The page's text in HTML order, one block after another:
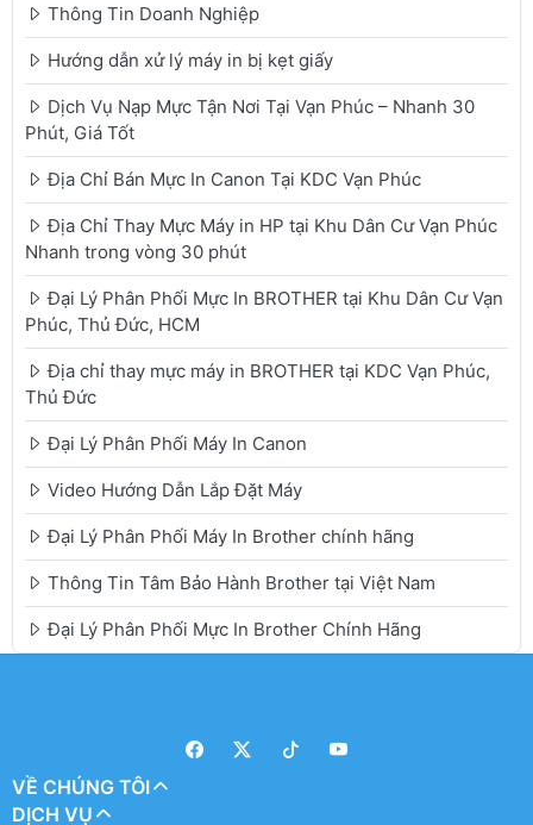
Thông Tin Doanh Nghiệp
Hướng dẫn xử lý máy in bị kẹt giấy
Dịch Vụ Nạp Mực Tận Nơi Tại Vạn Phúc – Nhanh 30
Phút, Giá Tốt
Địa Chỉ Bán Mực In Canon Tại KDC Vạn Phúc
Địa Chỉ Thay Mực Máy in HP tại Khu Dân Cư Vạn Phúc
Nhanh trong vòng 30 phút
Đại Lý Phân Phối Mực In BROTHER tại Khu Dân Cư Vạn
Phúc, Thủ Đức, HCM
Địa chỉ thay mực máy in BROTHER tại KDC Vạn Phúc,
Thủ Đức
Đại Lý Phân Phối Máy In Canon
Video Hướng Dẫn Lắp Đặt Máy
Đại Lý Phân Phối Máy In Brother chính hãng
Thông Tin Tâm Bảo Hành Brother tại Việt Nam
Đại Lý Phân Phối Mực In Brother Chính Hãng
VỀ CHÚNG TÔI
DỊCH VỤ